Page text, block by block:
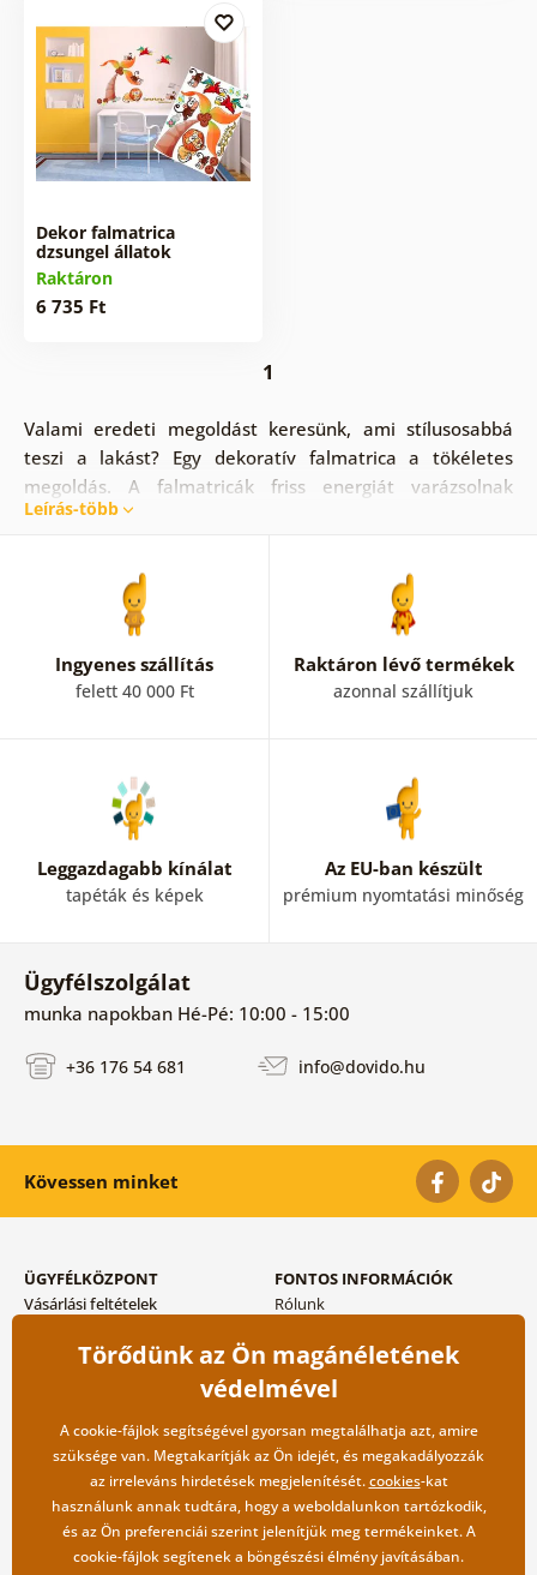
Dekor falmatrica
dzsungel állatok
Raktáron
6 735 Ft
1
Valami eredeti megoldást keresünk, ami stílusosabbá
teszi a lakást? Egy dekoratív falmatrica a tökéletes
megoldás. A falmatricák friss energiát varázsolnak
otthonunkba, feldobják a fehér falakat. Kínálatunkban
öntapadós díszcsíkokat is kínálunk, amelyeket nemcsak a
falra, hanem bútorokra, szekrényekre vagy ajtókra is fel
lehet helyezni. Kombináljuk a dekoratív matricákat
öntapadós díszcsíkokkal saját fantáziánk szerint. Az
egyértelműség kedvéért a falmatricákat a következő
természetet,
ábrázoló matricák. Ha még ez
sem elég, nézzük meg a térképes,
feliratos és idézetes
falmatricákat.
Leírás-több
Ingyenes szállítás
felett 40 000 Ft
Raktáron lévő termékek
azonnal szállítjuk
Leggazdagabb kínálat
tapéták és képek
Az EU-ban készült
prémium nyomtatási minőség
Ügyfélszolgálat
munka napokban Hé-Pé: 10:00 - 15:00
+36 176 54 681 info@dovido.hu
Kövessen minket
ÜGYFÉLKÖZPONT
Vásárlási feltételek
Szállítási és fizetési módok
FONTOS INFORMÁCIÓK
Rólunk
Blog
Kapcsolat
Nagykereskedelmi
együttműködés
Törődünk az Ön magánéletének
védelmével
A cookie-fájlok segítségével gyorsan megtalálhatja azt, amire
szüksége van. Megtakarítják az Ön idejét, és megakadályozzák
az irreleváns hirdetések megjelenítését.cookies-kat
használunk annak tudtára, hogy a weboldalunkon tartózkodik,
és az Ön preferenciái szerint jelenítjük meg termékeinket. A
cookie-fájlok segítenek a böngészési élmény javításában.